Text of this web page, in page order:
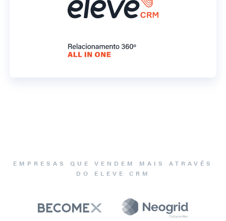
EMPRESAS QUE VENDEM MAIS ATRAVÉS
DO ELEVE CRM